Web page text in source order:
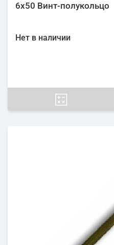
6х50 Винт-полукольцо
Нет в наличии